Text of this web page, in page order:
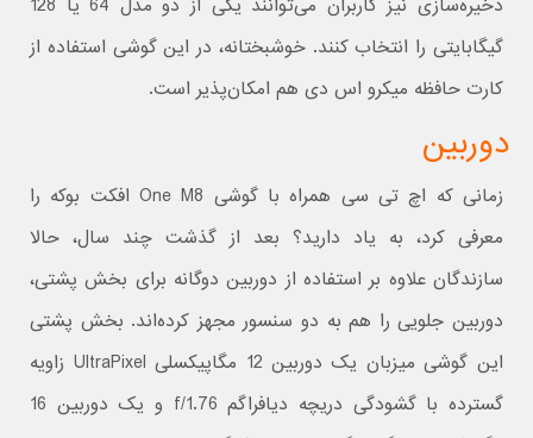
ذخیره‌سازی نیز کاربران می‌توانند یکی از دو مدل 64 یا 128
گیگابایتی را انتخاب کنند. خوشبختانه، در این گوشی استفاده از
کارت حافظه میکرو اس دی هم امکان‌پذیر است.
دوربین
زمانی که اچ تی سی همراه با گوشی One M8 افکت بوکه را
معرفی کرد، به یاد دارید؟ بعد از گذشت چند سال، حالا
سازندگان علاوه بر استفاده از دوربین دوگانه برای بخش پشتی،
دوربین جلویی را هم به دو سنسور مجهز کرده‌اند. بخش پشتی
این گوشی میزبان یک دوربین 12 مگاپیکسلی UltraPixel زاویه
گسترده با گشودگی دریچه دیافراگم f/1.76 و یک دوربین 16